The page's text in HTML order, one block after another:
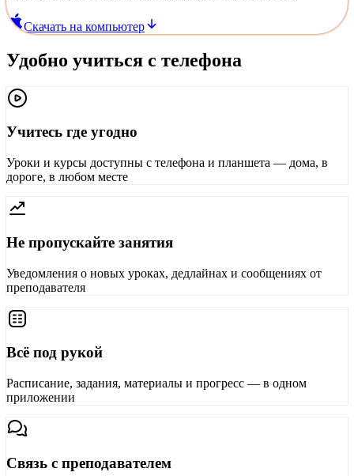
Скачать на компьютер
Удобно учиться с телефона
Учитесь где угодно
Уроки и курсы доступны с телефона и планшета — дома, в
дороге, в любом месте
Не пропускайте занятия
Уведомления о новых уроках, дедлайнах и сообщениях от
преподавателя
Всё под рукой
Расписание, задания, материалы и прогресс — в одном
приложении
Связь с преподавателем